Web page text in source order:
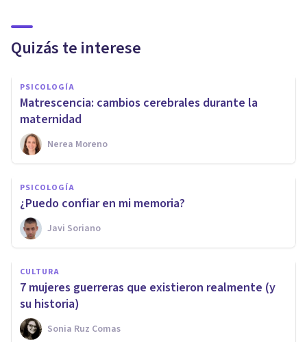
Quizás te interese
PSICOLOGÍA
Matrescencia: cambios cerebrales durante la
maternidad
Nerea Moreno
PSICOLOGÍA
¿Puedo confiar en mi memoria?
Javi Soriano
CULTURA
7 mujeres guerreras que existieron realmente (y
su historia)
Sonia Ruz Comas